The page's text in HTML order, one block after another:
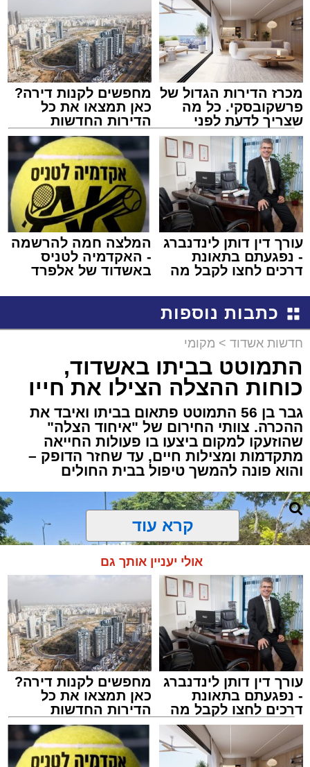
מכרז הדירות הגדול של
פרשקובסקי. כל מה
שצריך לדעת לפני
שמגישים הצעה לדירה
באשדוד
מחפשים לקנות דירה?
כאן תמצאו את כל
הדירות החדשות
למכירה באשדוד >>>
עורך דין דותן לינדנברג
- נפגעתם בתאונת
דרכים לחצו לקבל מה
המלצה חמה להרשמה
- האקדמיה לטניס
באשדוד של אלפרד
כתבות נוספות
חדשות אשדוד > מקומי
התמוטט בביתו באשדוד,
כוחות ההצלה הצילו את חייו
גבר בן 56 התמוטט פתאום בביתו ואיבד את
ההכרה. צוותי החירום של "איחוד הצלה"
שהוזעקו למקום ביצעו בו פעולות החייאה
מתקדמות ומצילות חיים, עד שחזר הדופק –
והוא פונה להמשך טיפול בבית החולים
צילום: דוברות איחוד הצלה
קרא עוד
אולי יעניין אותך גם
עורך דין דותן לינדנברג
- נפגעתם בתאונת
דרכים לחצו לקבל מה
שמגיע לכם
מחפשים לקנות דירה?
כאן תמצאו את כל
הדירות החדשות
למכירה באשדוד >>>